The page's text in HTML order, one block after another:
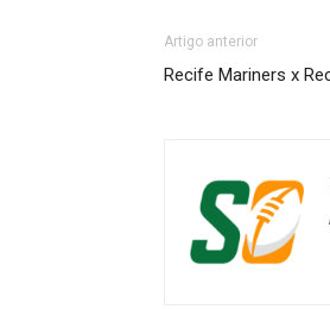
Artigo anterior
Recife Mariners x